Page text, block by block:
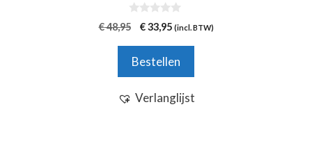
0
v
5
€48,95
Oorspronkelijke
was:
€ 48,95.
€33,95Huidige
€ 33,95.
(incl. BTW)
Bestellen
Verlanglijst